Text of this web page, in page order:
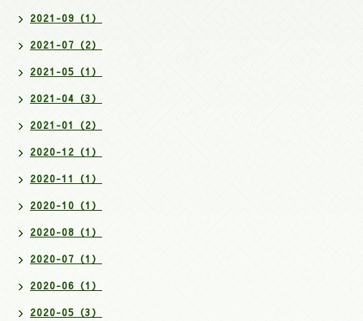
2021-09（1）
2021-07（2）
2021-05（1）
2021-04（3）
2021-01（2）
2020-12（1）
2020-11（1）
2020-10（1）
2020-08（1）
2020-07（1）
2020-06（1）
2020-05（3）